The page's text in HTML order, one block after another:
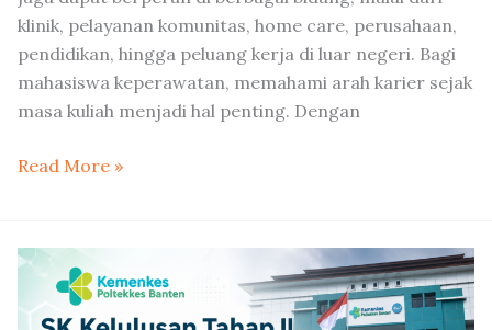
klinik, pelayanan komunitas, home care, perusahaan,
pendidikan, hingga peluang kerja di luar negeri. Bagi
mahasiswa keperawatan, memahami arah karier sejak
masa kuliah menjadi hal penting. Dengan
Read More »
Pengumuman
Kelulusan
Uji